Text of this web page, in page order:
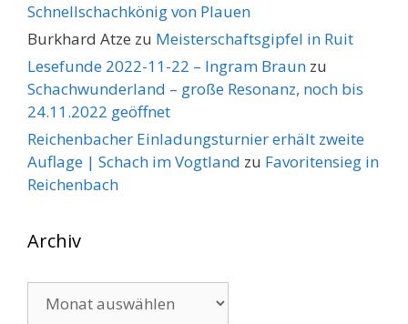
Schnellschachkönig von Plauen
Burkhard Atze zu Meisterschaftsgipfel in Ruit
Lesefunde 2022-11-22 – Ingram Braun zu
Schachwunderland – große Resonanz, noch bis
24.11.2022 geöffnet
Reichenbacher Einladungsturnier erhält zweite
Auflage | Schach im Vogtland zu Favoritensieg in
Reichenbach
Archiv